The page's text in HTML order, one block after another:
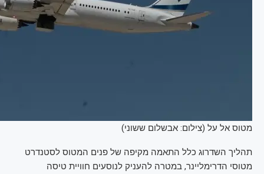
מטוס אל על (צילום: אבשלום ששוני)
תהליך השדרוג כלל התאמה מקיפה של פנים המטוס לסטנדרט
מטוסי הדרימליינר, במטרה להעניק לנוסעים חוויית טיסה